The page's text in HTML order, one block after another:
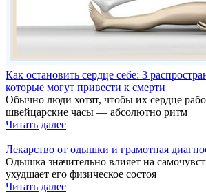
Как остановить сердце себе: 3
которые могут привести к смерти
Обычно люди хотят, чтобы их сердце
швейцарские часы — абсолютно ритм
Читать далее
Лекарство от одышки и грамотная
Одышка значительно влияет на
ухудшает его физическое состоя
Читать далее